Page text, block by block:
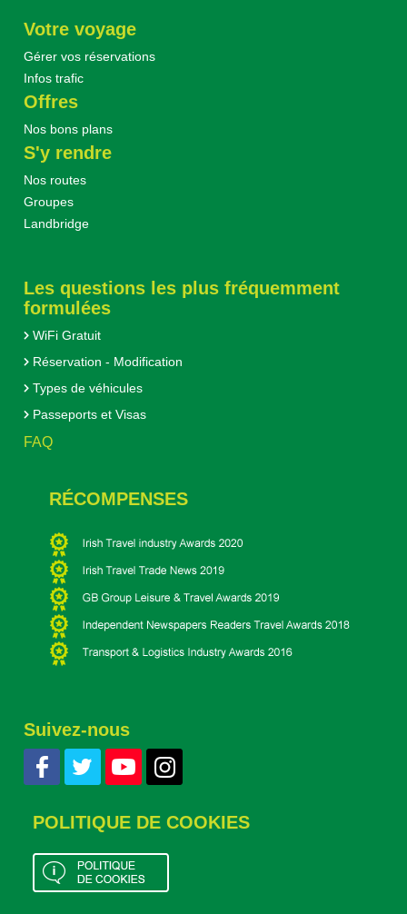
Votre voyage
Gérer vos réservations
Infos trafic
Offres
Nos bons plans
S'y rendre
Nos routes
Groupes
Landbridge
Les questions les plus fréquemment
formulées
WiFi Gratuit
Réservation - Modification
Types de véhicules
Passeports et Visas
FAQ
RÉCOMPENSES
Suivez-nous
POLITIQUE DE COOKIES